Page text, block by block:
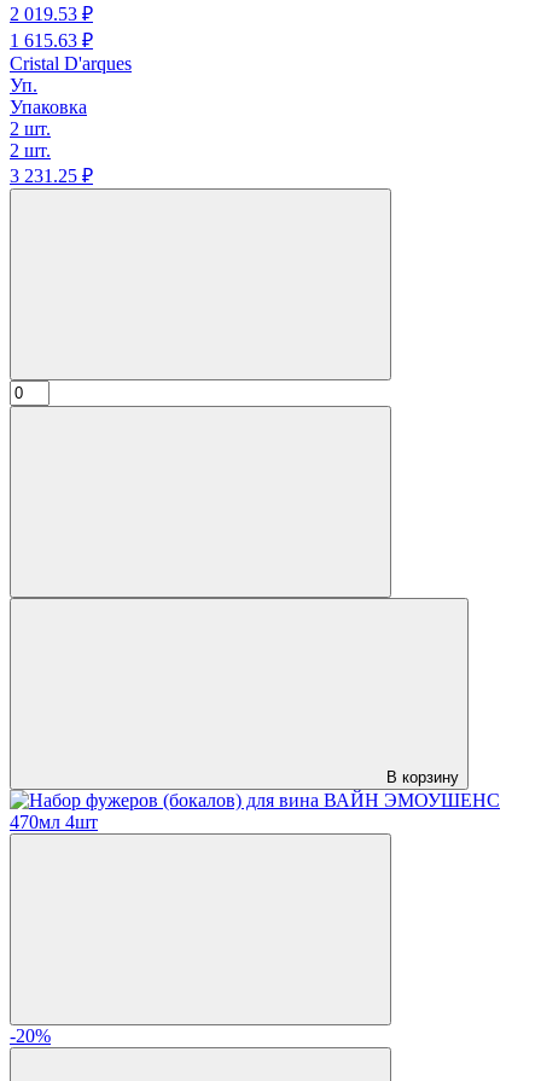
2 019.53 ₽
1 615.63 ₽
Cristal D'arques
Уп.
Упаковка
2 шт.
2 шт.
3 231.25 ₽
В корзину
-20%